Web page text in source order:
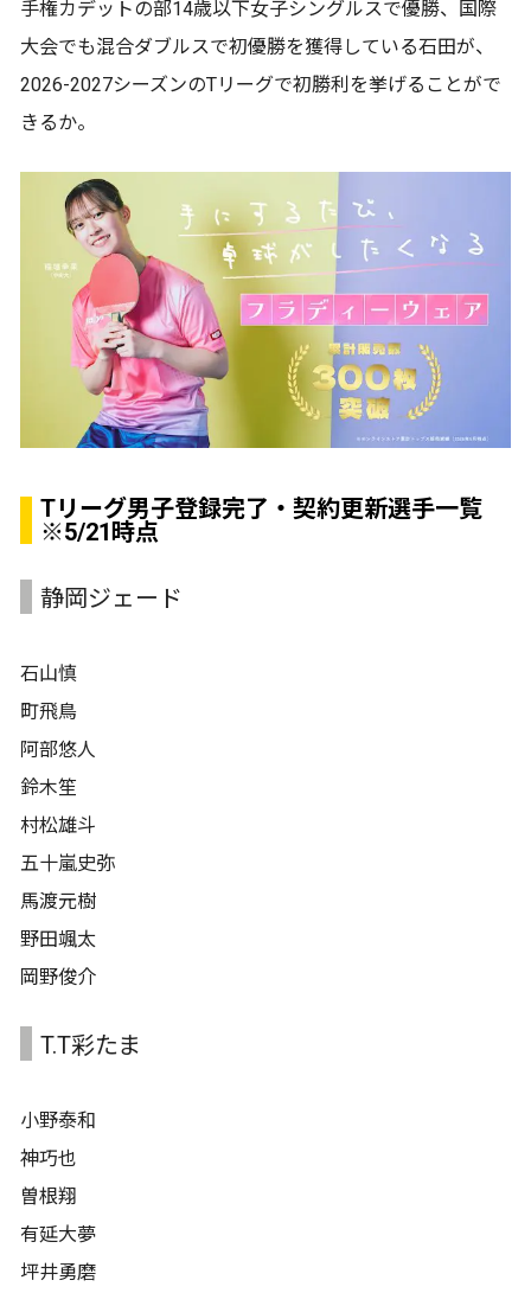
手権カデットの部14歳以下女子シングルスで優勝、国際
大会でも混合ダブルスで初優勝を獲得している石田が、
2026-2027シーズンのTリーグで初勝利を挙げることがで
きるか。
Tリーグ男子登録完了・契約更新選手一覧
※5/21時点
静岡ジェード
石山慎
町飛鳥
阿部悠人
鈴木笙
村松雄斗
五十嵐史弥
馬渡元樹
野田颯太
岡野俊介
T.T彩たま
小野泰和
神巧也
曽根翔
有延大夢
坪井勇磨